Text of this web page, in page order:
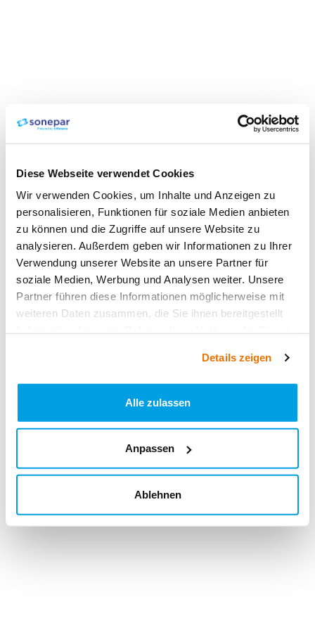
Diese Webseite verwendet Cookies
Wir verwenden Cookies, um Inhalte und Anzeigen zu
personalisieren, Funktionen für soziale Medien anbieten
zu können und die Zugriffe auf unsere Website zu
analysieren. Außerdem geben wir Informationen zu Ihrer
Verwendung unserer Website an unsere Partner für
soziale Medien, Werbung und Analysen weiter. Unsere
Partner führen diese Informationen möglicherweise mit
weiteren Daten zusammen, die Sie ihnen bereitgestellt
Details zeigen
Alle zulassen
Anpassen
Ablehnen